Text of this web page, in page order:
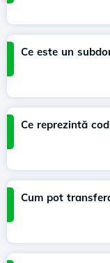
Ce este un
Ce reprezintă
Cum pot